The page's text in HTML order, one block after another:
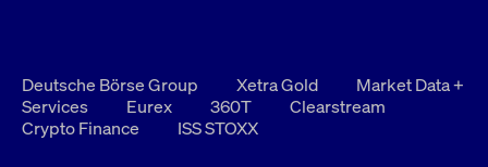
Deutsche Börse Group Xetra Gold
Market Data +
Services
Eurex 360T
Clearstream
Crypto Finance
ISS STOXX